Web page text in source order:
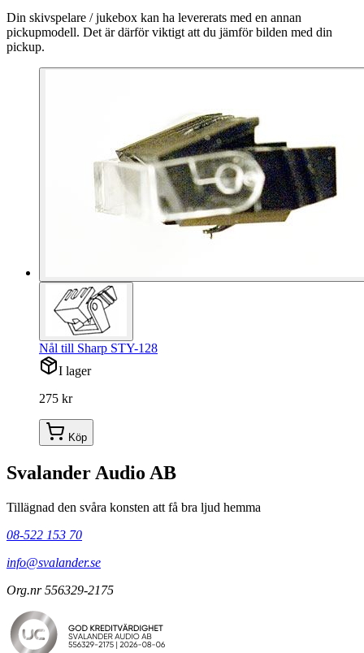
Din skivspelare / jukebox kan ha levererats med en annan
pickupmodell. Det är därför viktigt att du jämför bilden med din
pickup.
Nål till Sharp STY-128
I lager
275 kr
Köp
Svalander Audio AB
Tillägnad den svåra konsten att få bra ljud hemma
08-522 153 70
info@svalander.se
Org.nr 556329-2175